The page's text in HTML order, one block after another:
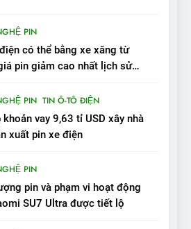
VinFast VF 7 tấm tắc: “Hơn
hẳn xe xăng”
ĐÁNH GIÁ XE
Người dùng nhận xét về
VinFast VF7: Độ hoàn thiện
tốt, lái hay nhất tầm giá 1 tỷ
đồng
VinFast VF7 – Mẫu xe cá
PIN
có thể bằng xe xăng từ
pin giảm cao nhất lịch sử
PIN TIN Ô-TÔ ĐIỆN
khoản vay 9,63 tỉ USD xây nhà
xuất pin xe điện
PIN
pin và phạm vi hoạt động
SU7 Ultra được tiết lộ